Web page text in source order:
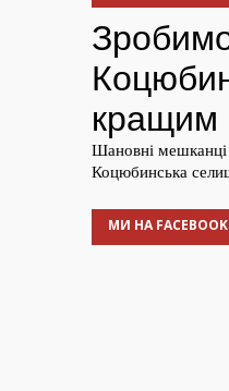
МИ НА FACEBOOK